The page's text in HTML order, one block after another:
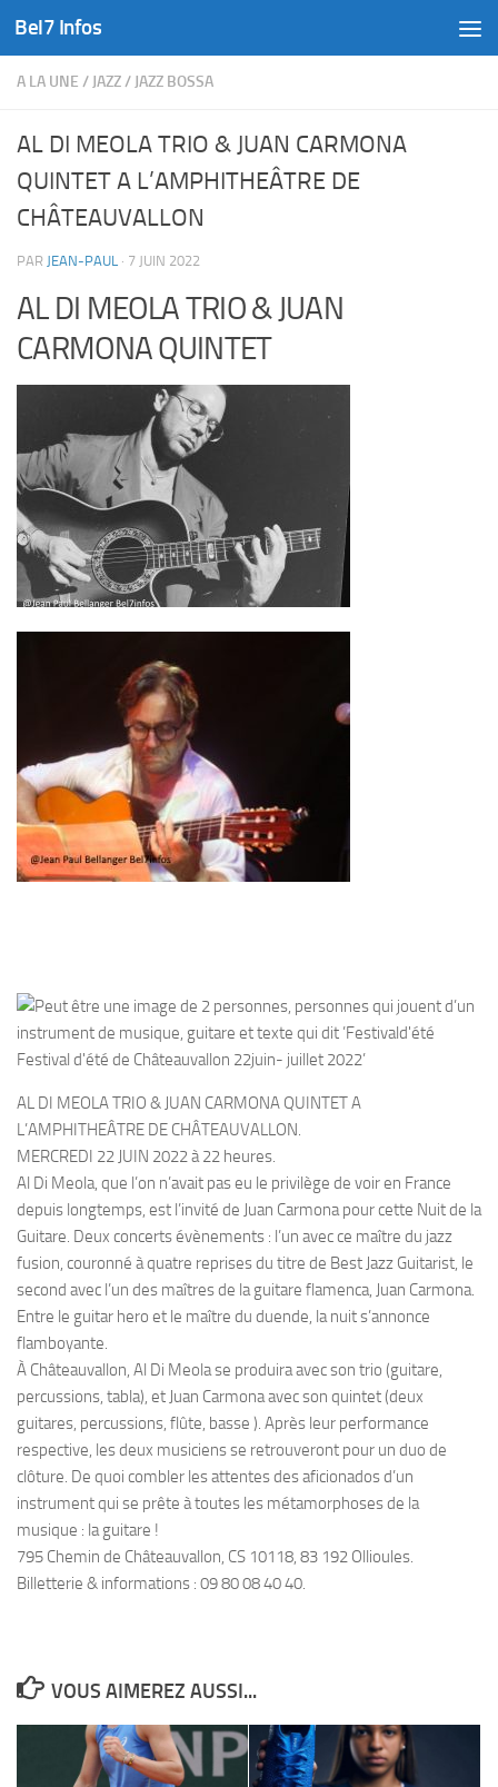
Skip to content
Bel7 Infos
A LA UNE / JAZZ/ JAZZ BOSSA
AL DI MEOLA TRIO & JUAN CARMONA
QUINTET A L’AMPHITHEÂTRE DE
CHÂTEAUVALLON
PAR JEAN-PAUL · 7 JUIN 2022
AL DI MEOLA TRIO & JUAN
CARMONA QUINTET
AL DI MEOLA TRIO & JUAN CARMONA QUINTET A
L’AMPHITHEÂTRE DE CHÂTEAUVALLON.
MERCREDI 22 JUIN 2022 à 22 heures.
Al Di Meola, que l’on n’avait pas eu le privilège de voir en France
depuis longtemps, est l’invité de Juan Carmona pour cette Nuit de la
Guitare. Deux concerts évènements : l’un avec ce maître du jazz
fusion, couronné à quatre reprises du titre de Best Jazz Guitarist, le
second avec l’un des maîtres de la guitare flamenca, Juan Carmona.
Entre le guitar hero et le maître du duende, la nuit s’annonce
flamboyante.
À Châteauvallon, Al Di Meola se produira avec son trio (guitare,
percussions, tabla), et Juan Carmona avec son quintet (deux
guitares, percussions, flûte, basse ). Après leur performance
respective, les deux musiciens se retrouveront pour un duo de
clôture. De quoi combler les attentes des aficionados d’un
instrument qui se prête à toutes les métamorphoses de la
musique : la guitare !
795 Chemin de Châteauvallon, CS 10118, 83 192 Ollioules.
Billetterie & informations : 09 80 08 40 40.
VOUS AIMEREZ AUSSI...